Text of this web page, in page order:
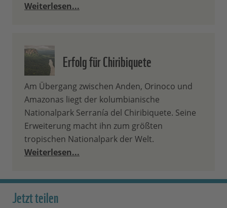
Weiterlesen...
Erfolg für Chiribiquete
Am Übergang zwischen Anden, Orinoco und
Amazonas liegt der kolumbianische
Nationalpark Serranía del Chiribiquete. Seine
Erweiterung macht ihn zum größten
tropischen Nationalpark der Welt.
Weiterlesen...
Jetzt teilen